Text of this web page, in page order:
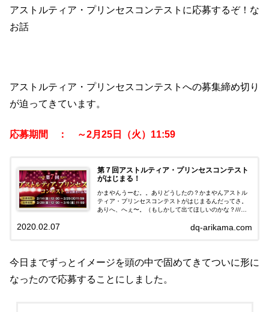
アストルティア・プリンセスコンテストに応募するぞ！な
お話
アストルティア・プリンセスコンテストへの募集締め切り
が迫ってきています。
応募期間 ： ～2月25日（火）11:59
第７回アストルティア・プリンセスコンテスト
がはじまる！
かまやんうーむ。。ありどうしたの？かまやんアストル
ティア・プリンセスコンテストがはじまるんだってさ。
ありへ、へぇ〜。（もしかして出てほしいのかな？///）
心の準備が！かまやんかわいいピンクの...dq-arikama.com
2020.02.07
今日までずっとイメージを頭の中で固めてきてついに形に
なったので応募することにしました。